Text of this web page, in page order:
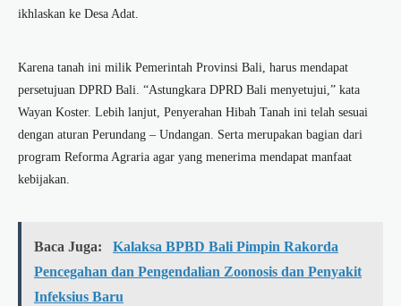
ikhlaskan ke Desa Adat.
Karena tanah ini milik Pemerintah Provinsi Bali, harus mendapat
persetujuan DPRD Bali. “Astungkara DPRD Bali menyetujui,” kata
Wayan Koster. Lebih lanjut, Penyerahan Hibah Tanah ini telah sesuai
dengan aturan Perundang – Undangan. Serta merupakan bagian dari
program Reforma Agraria agar yang menerima mendapat manfaat
kebijakan.
Baca Juga:
Kalaksa BPBD Bali Pimpin Rakorda
Pencegahan dan Pengendalian Zoonosis dan Penyakit
Infeksius Baru